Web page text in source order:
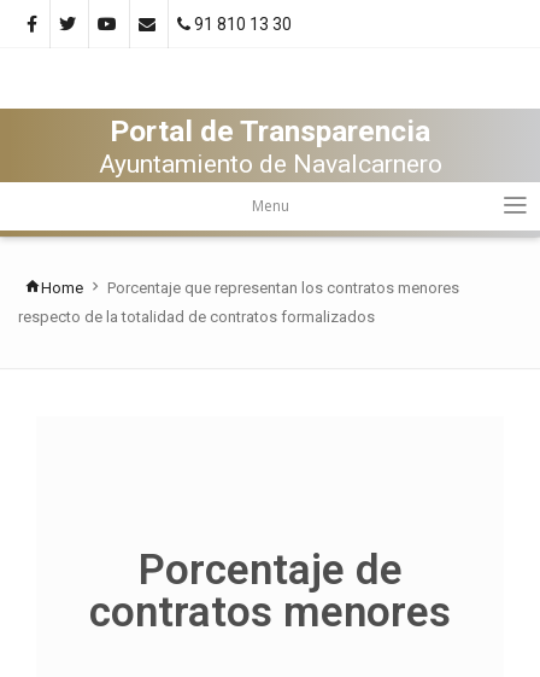
91 810 13 30
Portal de Transparencia
Ayuntamiento de Navalcarnero
Menu
Home
Porcentaje que representan los contratos menores
respecto de la totalidad de contratos formalizados
Porcentaje de
contratos menores